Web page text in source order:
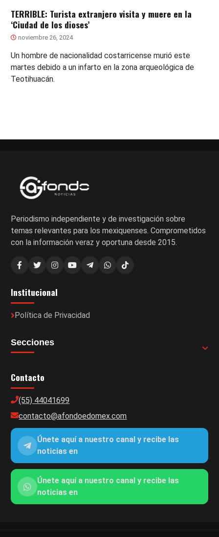
TERRIBLE: Turista extranjero visita y muere en la
‘Ciudad de los dioses’
noviembre 26, 2024
Un hombre de nacionalidad costarricense murió este
martes debido a un infarto en la zona arqueológica de
Teotihuacán.
Periodismo independiente y de investigación sobre
temas relevantes para los mexiquenses. Comprometidos
con la información veraz y oportuna desde 2015.
Institucional
Política de Privacidad
Secciones
Contacto
(55) 44041699
contacto@afondoedomex.com
Únete aquí a nuestro canal y recibe las
noticias en
Únete aquí a nuestro canal y recibe las
noticias en